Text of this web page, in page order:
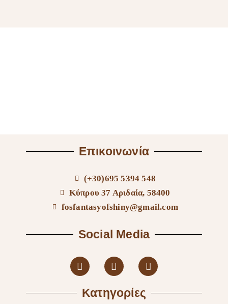
Επικοινωνία
(+30)695 5394 548
Κύπρου 37 Αριδαία, 58400
fosfantasyofshiny@gmail.com
Social Media
Κατηγορίες